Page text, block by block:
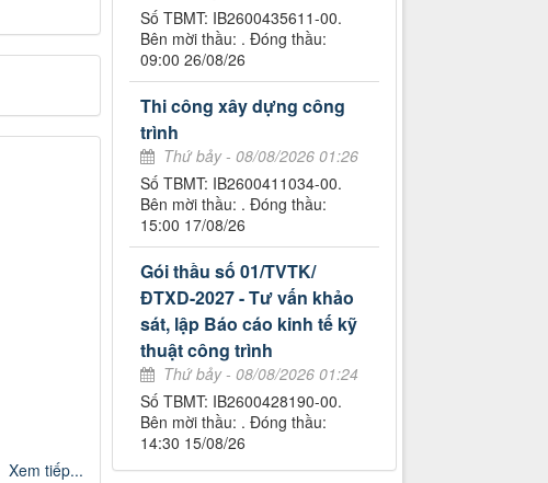
Xem tiếp...
Số TBMT: IB2600435611-00.
Bên mời thầu: . Đóng thầu:
09:00 26/08/26
Thi công xây dựng công
trình
Thứ bảy - 08/08/2026 01:26
Số TBMT: IB2600411034-00.
Bên mời thầu: . Đóng thầu:
15:00 17/08/26
Gói thầu số 01/TVTK/
ĐTXD-2027 - Tư vấn khảo
sát, lập Báo cáo kinh tế kỹ
thuật công trình
Thứ bảy - 08/08/2026 01:24
Số TBMT: IB2600428190-00.
Bên mời thầu: . Đóng thầu:
14:30 15/08/26